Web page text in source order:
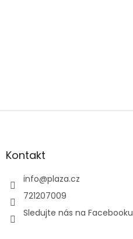
Kontakt
info@plaza.cz
721207009
Sledujte nás na Facebooku